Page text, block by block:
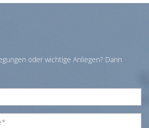
oder wichtige Anliegen? Dann